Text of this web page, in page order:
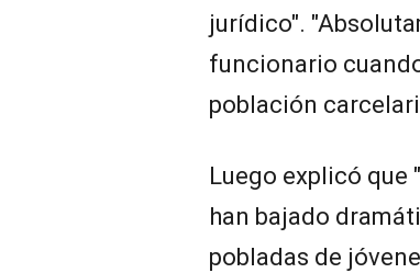
jurídico".
funcionario
población
Luego explicó que
han bajado
pobladas de